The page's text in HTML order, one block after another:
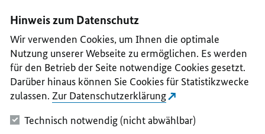
II
III
IV
V
Hinweis zum Datenschutz
Wir verwenden Cookies, um Ihnen die optimale
Nutzung unserer Webseite zu ermöglichen. Es werden
für den Betrieb der Seite notwendige Cookies gesetzt.
Darüber hinaus können Sie Cookies für Statistikzwecke
zulassen. Zur Datenschutzerklärung
Technisch notwendig (nicht abwählbar)